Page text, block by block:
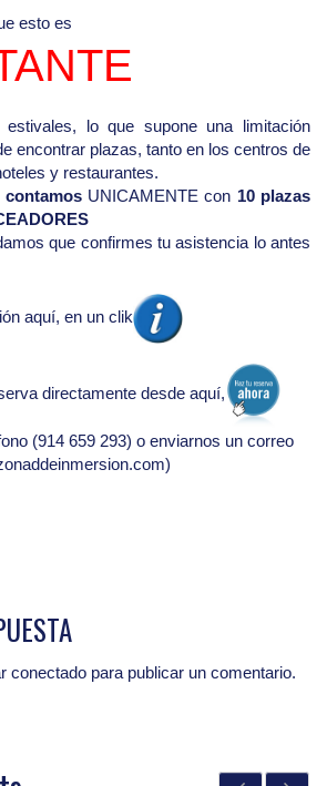
esto es
lo que supone una limitación
encontrar plazas, tanto en los centros de
y restaurantes.
contamosUNICAMENTE con 10 plazas
que confirmes tu asistencia lo antes
aquí, en un clik
directamente desde aquí,
(914 659 293) o enviarnos un correo
conectado para publicar un comentario.